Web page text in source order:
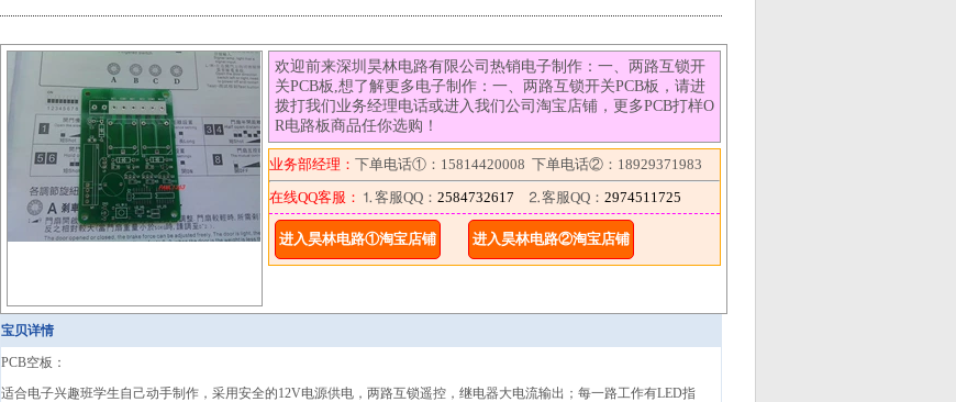
欢迎前来深圳昊林电路有限公司热销电子制作：一、两路互锁开
关PCB板,想了解更多电子制作：一、两路互锁开关PCB板，请进
拨打我们业务经理电话或进入我们公司淘宝店铺，更多PCB打样O
R电路板商品任你选购！
业务部经理： 下单电话①：15814420008 下单电话②：18929371983
在线QQ客服： ⒈客服QQ： 2584732617 ⒉客服QQ： 2974511725
进入昊林电路①淘宝店铺 进入昊林电路②淘宝店铺
宝贝详情
PCB空板：
适合电子兴趣班学生自己动手制作，采用安全的12V电源供电，两路互锁遥控，继电器大电流输出；每一路工作有LED指